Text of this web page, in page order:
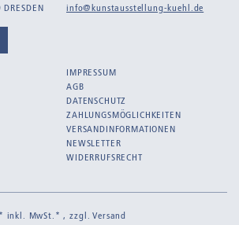
info@kunstausstellung-kuehl.de
IMPRESSUM
AGB
DATENSCHUTZ
ZAHLUNGSMÖGLICHKEITEN
VERSANDINFORMATIONEN
NEWSLETTER
WIDERRUFSRECHT
* inkl. MwSt.* , zzgl.Versand